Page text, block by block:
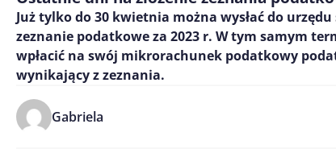
Już tylko do 30 kwietnia można wysłać do
zeznanie podatkowe za 2023 r. W tym samym
wpłacić na swój mikrorachunek podatkowy
wynikający z zeznania.
Gabriela